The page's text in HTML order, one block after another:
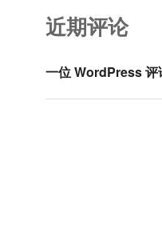
近期评论
一位 WordPress 评